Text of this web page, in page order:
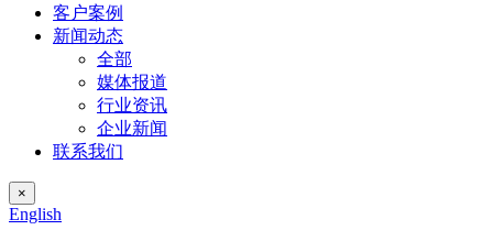
客户案例
新闻动态
全部
媒体报道
行业资讯
企业新闻
联系我们
×
English